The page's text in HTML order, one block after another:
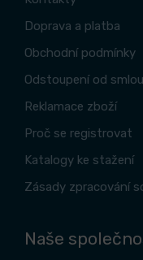
Doprava a platba
Obchodní podmínky
Odstoupení od
Reklamace zboží
Proč se registrovat
Katalogy ke stažení
Zásady zpracování
Naše